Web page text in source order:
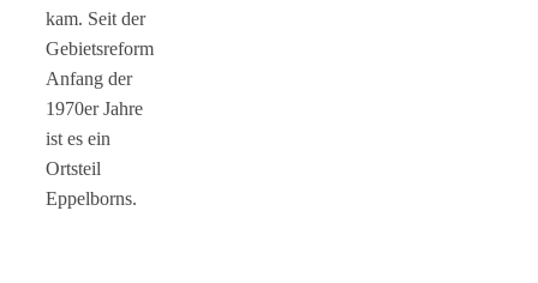
kam. Seit der
Gebietsreform
Anfang der
1970er Jahre
ist es ein
Ortsteil
Eppelborns.